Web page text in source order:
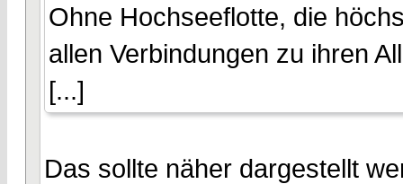
Ohne Hochseeflotte, die
allen Verbindungen zu ihren
[...]
Das sollte näher dargestellt